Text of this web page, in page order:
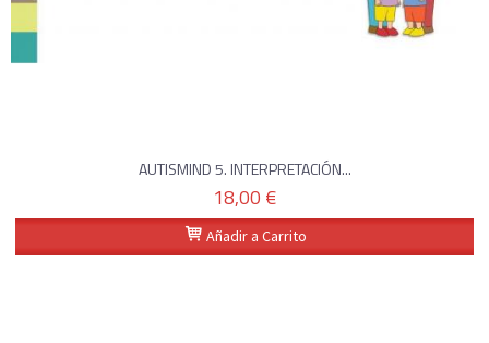
AUTISMIND 5. INTERPRETACIÓN...
18,00 €
Añadir a Carrito